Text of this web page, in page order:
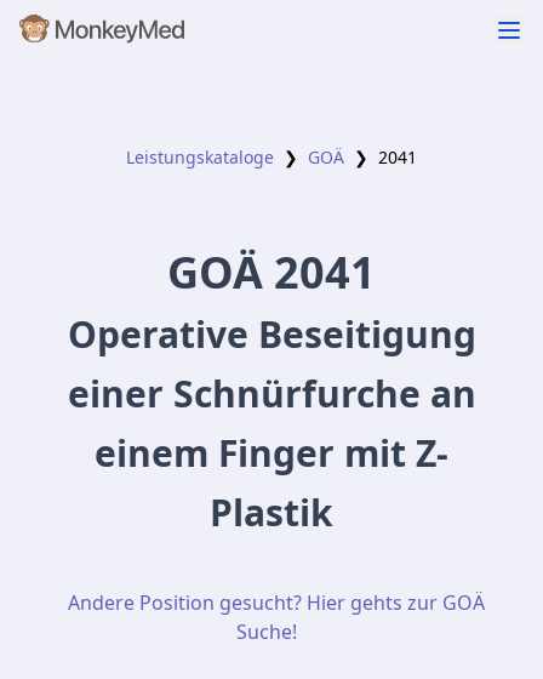
Leistungskataloge ❯ GOÄ ❯ 2041
GOÄ 2041
Operative Beseitigung
einer Schnürfurche an
einem Finger mit Z-
Plastik
Andere Position gesucht? Hier gehts zur GOÄ
Suche!